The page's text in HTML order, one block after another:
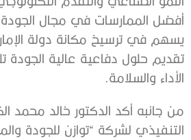
أفضل الممارسات في مجال الجودة
يسهم في ترسيخ مكانة دولة
تقديم حلول دفاعية عالية الجودة
الأداء والسلامة.
من جانبه أكد الدكتور خالد محمد
التنفيذي لشركة “توازن للجودة